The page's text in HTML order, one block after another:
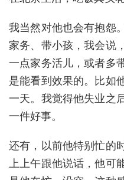
我当然对他也会有抱怨
家务、带小孩，我会说
一点家务活儿，或者多
是能看到效果的。比如
一天。我觉得他失业之
一件好事。
还有，以前他特别忙的
上上午跟他说话，他可